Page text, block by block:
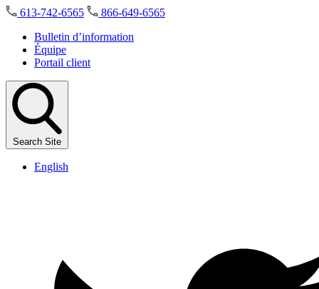
Skip
content
613-742-6565
866-649-6565
Bulletin d’information
Équipe
Portail client
Search Site
English